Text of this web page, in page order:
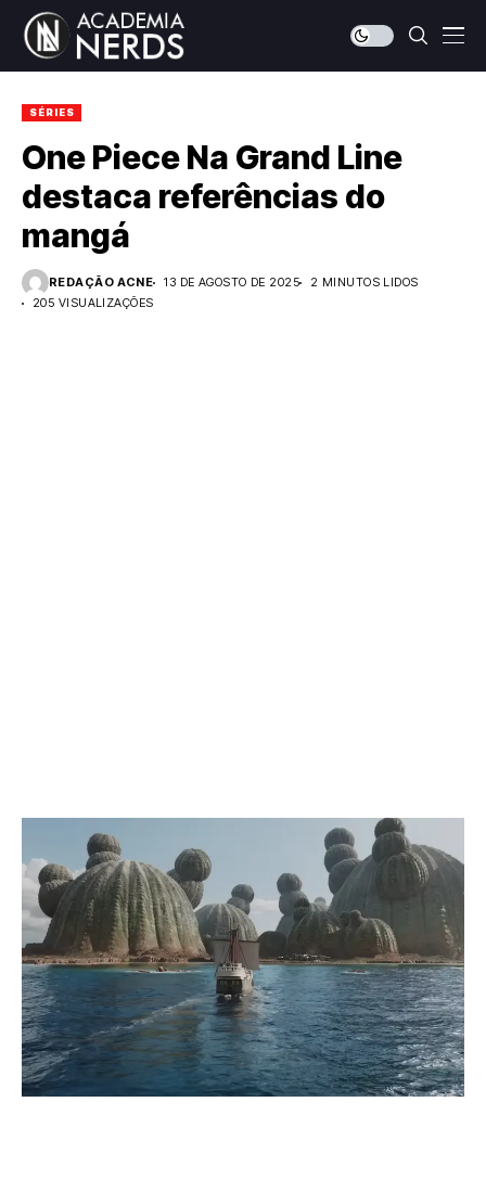
SÉRIES
One Piece Na Grand Line
destaca referências do
mangá
REDAÇÃO ACNE 13 DE AGOSTO DE 2025
2 MINUTOS LIDOS
205 VISUALIZAÇÕES